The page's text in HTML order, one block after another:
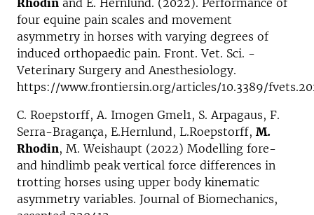
Rhodin and E. Hernlund. (2022). Performance of
four equine pain scales and movement
asymmetry in horses with varying degrees of
induced orthopaedic pain. Front. Vet. Sci. -
Veterinary Surgery and Anesthesiology.
https://www.frontiersin.org/articles/10.3389/
C. Roepstorff, A. Imogen Gmel1, S. Arpagaus, F.
Serra-Bragança, E.Hernlund, L.Roepstorff, M.
Rhodin, M. Weishaupt (2022) Modelling fore-
and hindlimb peak vertical force differences in
trotting horses using upper body kinematic
asymmetry variables. Journal of Biomechanics,